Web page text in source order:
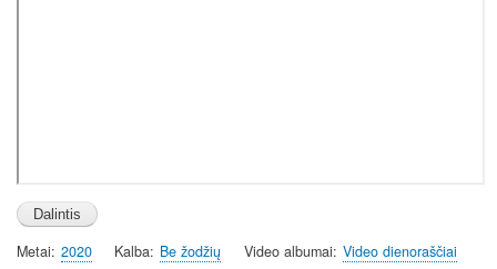
Metai 2020 Kalba Be žodžių Video albumai Video dienoraščiai